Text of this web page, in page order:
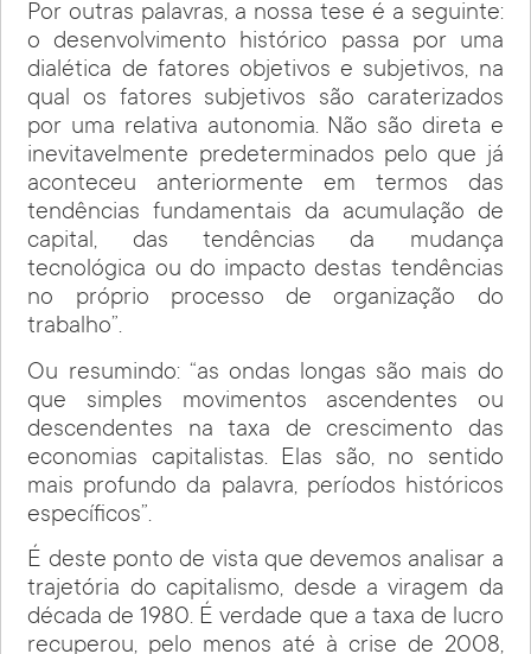
Por outras palavras, a nossa tese é a seguinte:
o desenvolvimento histórico passa por uma
dialética de fatores objetivos e subjetivos, na
qual os fatores subjetivos são caraterizados
por uma relativa autonomia. Não são direta e
inevitavelmente predeterminados pelo que já
aconteceu anteriormente em termos das
tendências fundamentais da acumulação de
capital, das tendências da mudança
tecnológica ou do impacto destas tendências
no próprio processo de organização do
trabalho”.
Ou resumindo: “as ondas longas são mais do
que simples movimentos ascendentes ou
descendentes na taxa de crescimento das
economias capitalistas. Elas são, no sentido
mais profundo da palavra, períodos históricos
específicos”.
É deste ponto de vista que devemos analisar a
trajetória do capitalismo, desde a viragem da
década de 1980. É verdade que a taxa de lucro
recuperou, pelo menos até à crise de 2008,